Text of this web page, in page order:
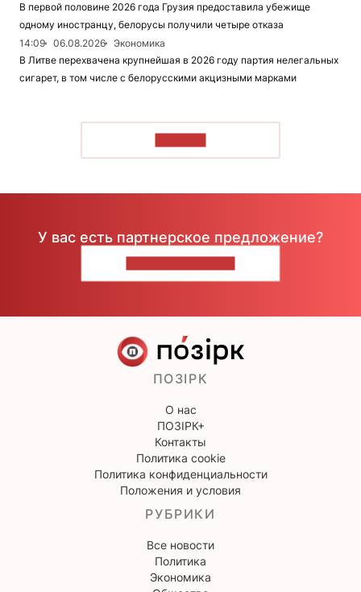
В первой половине 2026 года Грузия предоставила убежище
одному иностранцу, белорусы получили четыре отказа
14:09
06.08.2026
Экономика
В Литве перехвачена крупнейшая в 2026 году партия нелегальных
сигарет, в том числе с белорусскими акцизными марками
У вас есть партнерское предложение?
ПОЗІРК
О нас
ПОЗІРК+
Контакты
Политика cookie
Политика конфиденциальности
Положения и условия
РУБРИКИ
Все новости
Политика
Экономика